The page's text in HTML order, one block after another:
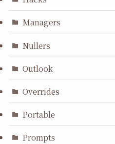
Managers
Nullers
Outlook
Overrides
Portable
Prompts